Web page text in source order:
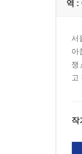
역 :
서
아
쟁
고
작